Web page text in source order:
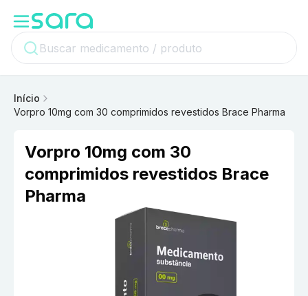
Início
Vorpro 10mg com 30 comprimidos revestidos Brace Pharma
Vorpro 10mg com 30
comprimidos revestidos Brace
Pharma